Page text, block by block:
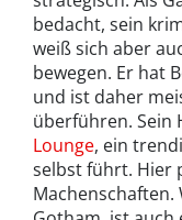
bedacht, sein
weiß sich aber
bewegen. Er hat
und ist daher
überführen. Sein
Lounge, ein
selbst führt. Hier
Machenschaften.